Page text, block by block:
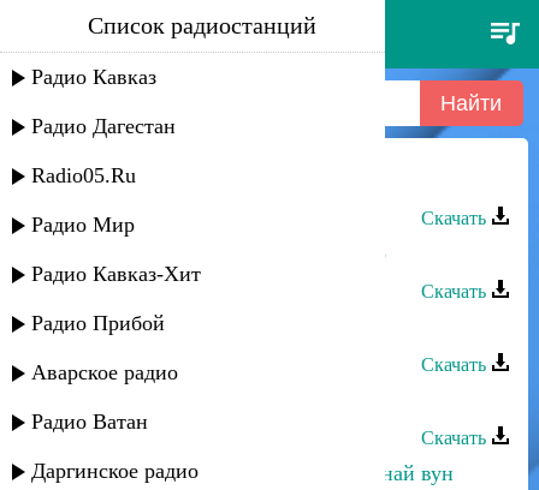
тарлан мамедов - лезги мани
Список радиостанций
Радио Кавказ
Радио Дагестан
Radio05.Ru
Радио Мир
Радио Кавказ-Хит
Радио Прибой
Аварское радио
Радио Ватан
Даргинское радио
Тарлан Мамедов - Лезги мани
Скачать
Тарлан Мамедов - Савдада авай яр
Скачать
Тарлан Мамедов - Беневша
Скачать
Скачать
Тарлан Мамедов - Заз ахварай акунай вун